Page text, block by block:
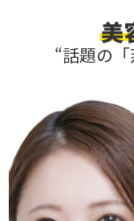
美
“話題の